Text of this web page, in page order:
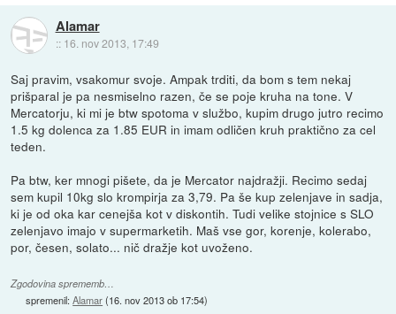
Alamar
:: 16. nov 2013, 17:49
Saj pravim, vsakomur svoje. Ampak trditi, da bom s tem nekaj
prišparal je pa nesmiselno razen, če se poje kruha na tone. V
Mercatorju, ki mi je btw spotoma v službo, kupim drugo jutro recimo
1.5 kg dolenca za 1.85 EUR in imam odličen kruh praktično za cel
teden.
Pa btw, ker mnogi pišete, da je Mercator najdražji. Recimo sedaj
sem kupil 10kg slo krompirja za 3,79. Pa še kup zelenjave in sadja,
ki je od oka kar cenejša kot v diskontih. Tudi velike stojnice s SLO
zelenjavo imajo v supermarketih. Maš vse gor, korenje, kolerabo,
por, česen, solato... nič dražje kot uvoženo.
Zgodovina sprememb…
spremenil:Alamar(16. nov 2013 ob 17:54)